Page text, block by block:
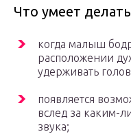
Что умеет
когда малыш
расположении
удерживать
появляется
вслед за каким-
звука;